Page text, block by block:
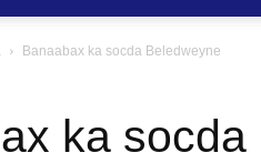
Banaabax ka socda Beledweyne
ka